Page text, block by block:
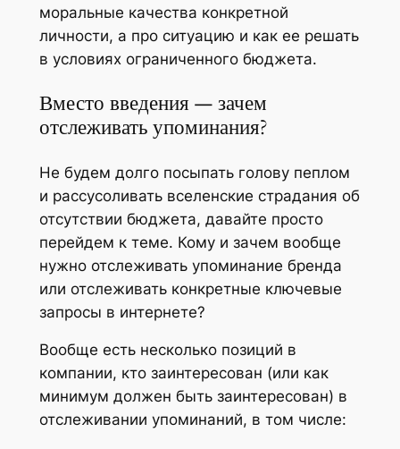
моральные качества конкретной
личности, а про ситуацию и как ее решать
в условиях ограниченного бюджета.
Вместо введения — зачем
отслеживать упоминания?
Не будем долго посыпать голову пеплом
и рассусоливать вселенские страдания об
отсутствии бюджета, давайте просто
перейдем к теме. Кому и зачем вообще
нужно отслеживать упоминание бренда
или отслеживать конкретные ключевые
запросы в интернете?
Вообще есть несколько позиций в
компании, кто заинтересован (или как
минимум должен быть заинтересован) в
отслеживании упоминаний, в том числе: